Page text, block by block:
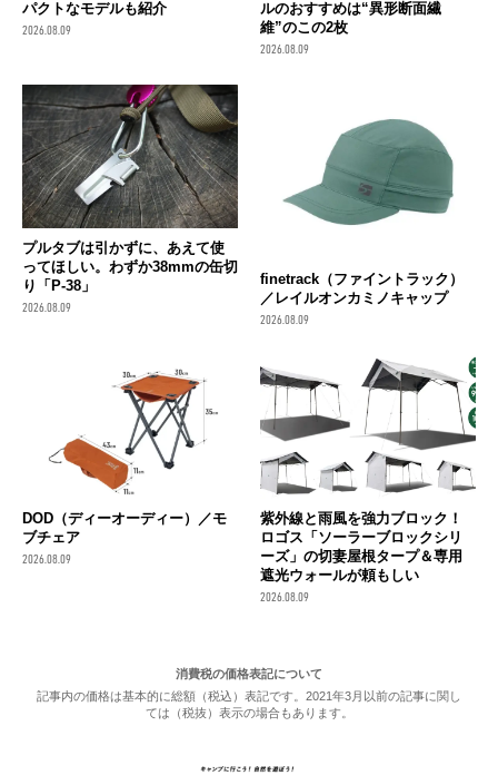
パクトなモデルも紹介
2026.08.09
ルのおすすめは“異形断面繊
維”のこの2枚
2026.08.09
プルタブは引かずに、あえて使
ってほしい。わずか38mmの缶切
り「P-38」
2026.08.09
finetrack（ファイントラック）
／レイルオンカミノキャップ
2026.08.09
DOD（ディーオーディー）／モ
ブチェア
2026.08.09
紫外線と雨風を強力ブロック！
ロゴス「ソーラーブロックシリ
ーズ」の切妻屋根タープ＆専用
遮光ウォールが頼もしい
2026.08.09
消費税の価格表記について
記事内の価格は基本的に総額（税込）表記です。2021年3月以前の記事に関し
ては（税抜）表示の場合もあります。